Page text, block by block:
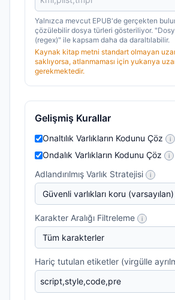
Yalnızca mevcut EPUB'de gerçekten
çözülebilir dosya türleri gösteriliyor.
(regex)" ile kapsam daha da daraltılabilir.
Kaynak kitap metni standart olmayan
saklıyorsa, atlanmaması için yukarıya
gerekmektedir.
Gelişmiş Kurallar
Onaltılık Varlıkların Kodunu Çöz i
Ondalık Varlıkların Kodunu Çöz i
Adlandırılmış Varlık Stratejisi i
Karakter Aralığı Filtreleme i
Hariç tutulan etiketler (virgülle